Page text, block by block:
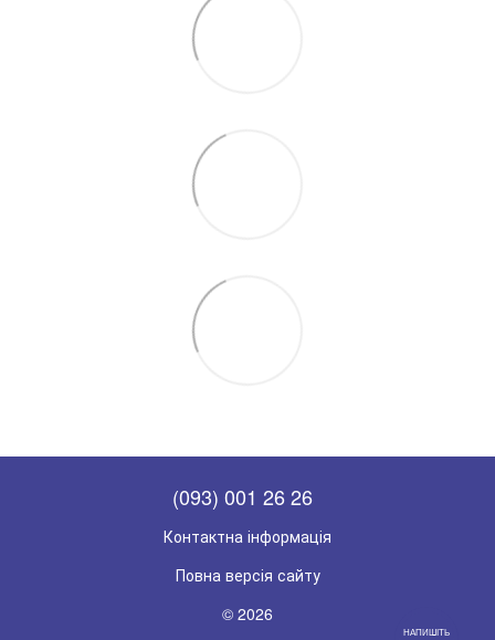
(093) 001 26 26
Контактна інформація
Повна версія сайту
© 2026
НАПИШІТЬ